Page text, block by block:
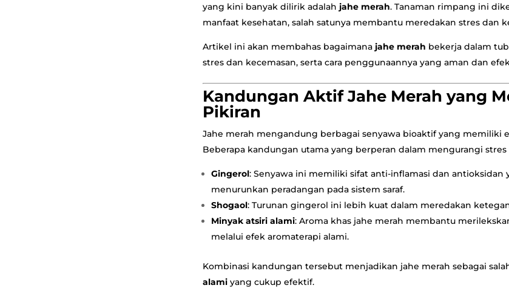
yang kini banyak dilirik adalah jahe merah. Tanaman rimpang ini
manfaat kesehatan, salah satunya membantu meredakan stres dan
Artikel ini akan membahas bagaimana jahe merah bekerja dalam
stres dan kecemasan, serta cara penggunaannya yang aman dan
Kandungan Aktif Jahe Merah yang
Pikiran
Jahe merah mengandung berbagai senyawa bioaktif yang memiliki
Beberapa kandungan utama yang berperan dalam mengurangi stres
Gingerol: Senyawa ini memiliki sifat anti-inflamasi dan
menurunkan peradangan pada sistem saraf.
Shogaol: Turunan gingerol ini lebih kuat dalam meredakan
Minyak atsiri alami: Aroma khas jahe merah membantu
melalui efek aromaterapi alami.
Kombinasi kandungan tersebut menjadikan jahe merah sebagai
alami yang cukup efektif.